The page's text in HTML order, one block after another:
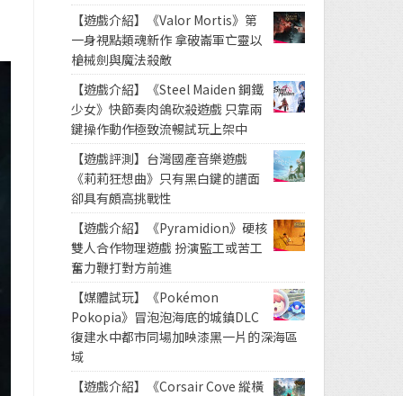
【遊戲介紹】《Valor Mortis》第
一身視點類魂新作 拿破崙軍亡靈以
槍械劍與魔法殺敵
【遊戲介紹】《Steel Maiden 鋼鐵
少女》快節奏肉鴿砍殺遊戲 只靠兩
鍵操作動作極致流暢試玩上架中
【遊戲評測】台灣國產音樂遊戲
《莉莉狂想曲》只有黑白鍵的譜面
卻具有頗高挑戰性
【遊戲介紹】《Pyramidion》硬核
雙人合作物理遊戲 扮演監工或苦工
奮力鞭打對方前進
【媒體試玩】《Pokémon
Pokopia》冒泡泡海底的城鎮DLC
復建水中都市同場加映漆黑一片的深海區
域
【遊戲介紹】《Corsair Cove 縱橫